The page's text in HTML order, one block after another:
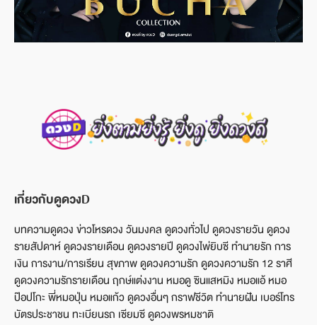
เกี่ยวกับดูดวงD
บทความดูดวง ข่าวโหรดวง วันมงคล ดูดวงทั่วไป ดูดวงรายวัน ดูดวง
รายสัปดาห์ ดูดวงรายเดือน ดูดวงรายปี ดูดวงไพ่ยิบซี ทำนายรัก การ
เงิน การงาน/การเรียน สุขภาพ ดูดวงความรัก ดูดวงความรัก 12 ราศี
ดูดวงความรักรายเดือน ฤกษ์แต่งงาน หมอดู ซินแสหมิง หมอแอ้ หมอ
ป๊อปโกะ พี่หมอปุ่น หมอแก้ว ดูดวงอื่นๆ กราฟชีวิต ทำนายฝัน เบอร์โทร
บัตรประชาชน ทะเบียนรถ เซียมซี ดูดวงพรหมชาติ